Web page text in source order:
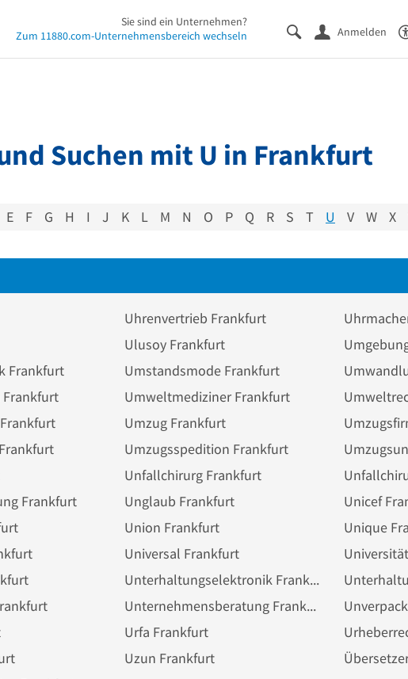
Anmelden
Sie sind ein Unternehmen?
Zum 11880.com-Unternehmensbereich wechseln
Suchen mit U in Frankfurt
E F G H I J K L M N O P Q R S T U V W X
Uhrenvertrieb Frankfurt
Ulusoy Frankfurt
Frankfurt Umstandsmode Frankfurt
Umweltmediziner Frankfurt
Umzug Frankfurt
Umzugsspedition Frankfurt
Unfallchirurg Frankfurt
Frankfurt Unglaub Frankfurt
Unicef
Union Frankfurt
Unique
Universal Frankfurt
Unterhaltungselektronik Frankfurt
Unternehmensberatung Frankfurt
Urfa Frankfurt
Uzun Frankfurt